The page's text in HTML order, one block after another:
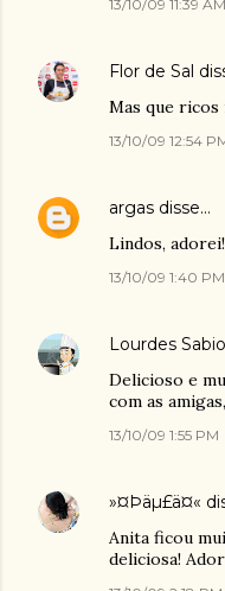
13/10/09 11:39 AM
Flor de Sal
Mas que
13/10/09 12:54
argas disse…
Lindos,
13/10/09 1:40 PM
Lourdes
Delicioso e
com as
13/10/09 1:55 PM
»¤Þäµ£ä¤«
Anita ficou
deliciosa!